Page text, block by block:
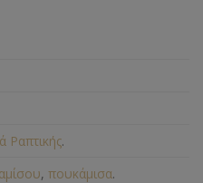
Ραπτικής.
, πουκάμισα.